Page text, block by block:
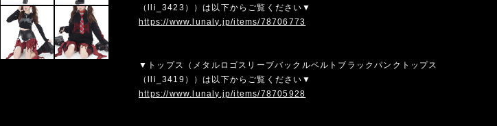
（lli_3423））は以下からご覧ください▼
https://www.lunaly.jp/items/78706773
▼トップス（メタルロゴスリーブバックルベルトブラックパンクトップス
（lli_3419））は以下からご覧ください▼
https://www.lunaly.jp/items/78705928